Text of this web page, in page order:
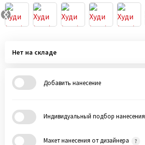
Нет на складе
Добавить нанесение
Индивидуальный подбор нанесения
Макет нанесения от дизайнера